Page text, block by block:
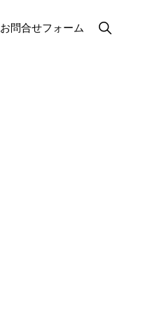
お問合せフォーム Show
Search